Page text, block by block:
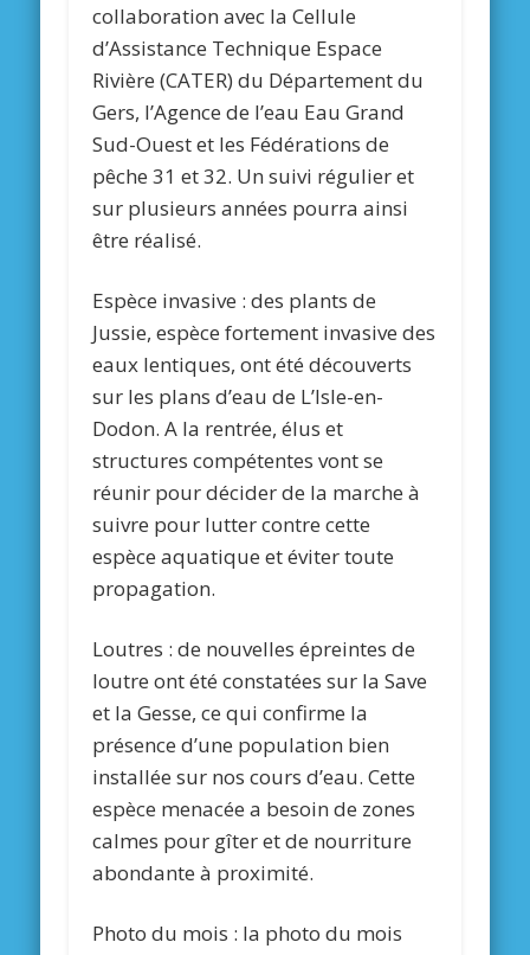
collaboration avec la Cellule
d’Assistance Technique Espace
Rivière (CATER) du Département du
Gers, l’Agence de l’eau Eau Grand
Sud-Ouest et les Fédérations de
pêche 31 et 32. Un suivi régulier et
sur plusieurs années pourra ainsi
être réalisé.
Espèce invasive : des plants de
Jussie, espèce fortement invasive des
eaux lentiques, ont été découverts
sur les plans d’eau de L’Isle-en-
Dodon. A la rentrée, élus et
structures compétentes vont se
réunir pour décider de la marche à
suivre pour lutter contre cette
espèce aquatique et éviter toute
propagation.
Loutres : de nouvelles épreintes de
loutre ont été constatées sur la Save
et la Gesse, ce qui confirme la
présence d’une population bien
installée sur nos cours d’eau. Cette
espèce menacée a besoin de zones
calmes pour gîter et de nourriture
abondante à proximité.
Photo du mois : la photo du mois